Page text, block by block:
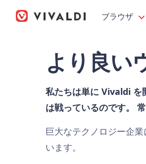
ブラウザ
より良い
私たちは単に Vivaldi を
は戦っているのです。
巨大なテクノロジー企
います。